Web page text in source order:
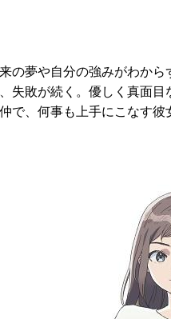
の夢や自分の強みがわか
失敗が続く。優しく真面
で、何事も上手にこなす彼